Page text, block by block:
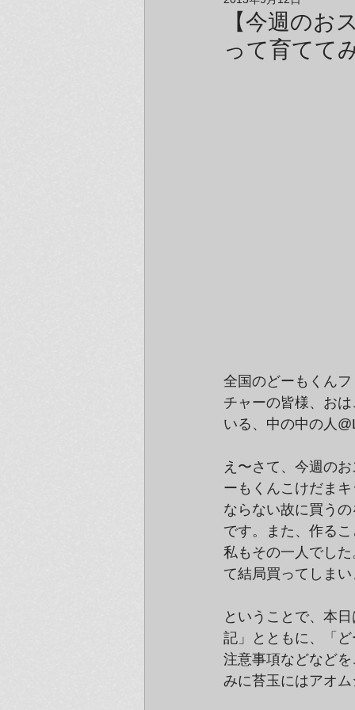
アーティスト＆クリエイター紹介
【今週のお
って育てて
全国のどーもくん
チャーの皆様、お
いる、中の中の人
え〜さて、今週の
ーもくんこけだま
ならない故に買う
です。また、作る
私もその一人でし
て結局買ってしま
ということで、本
記」とともに、「
注意事項などなど
みに苔玉にはアオ